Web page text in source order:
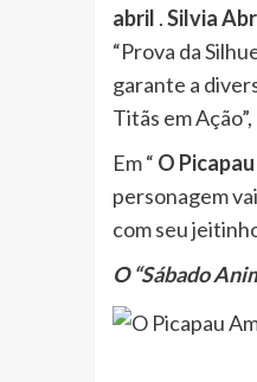
abril .Silvia
“Prova da
garante a
Titãs em
Em “ O
personagem
com seu
O “Sábado